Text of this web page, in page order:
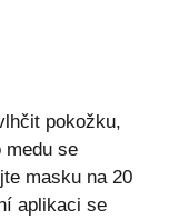
pokožku,
medu se
masku na 20
aplikaci se